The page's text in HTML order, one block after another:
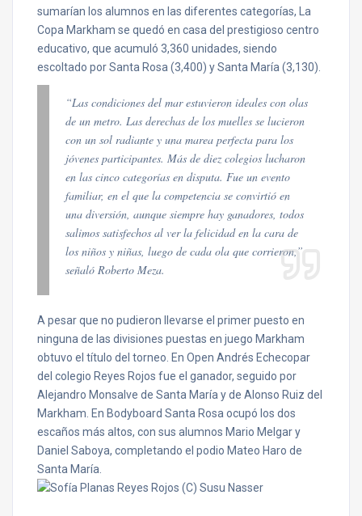
sumarían los alumnos en las diferentes categorías, La
Copa Markham se quedó en casa del prestigioso centro
educativo, que acumuló 3,360 unidades, siendo
escoltado por Santa Rosa (3,400) y Santa María (3,130).
“Las condiciones del mar estuvieron ideales con olas
de un metro. Las derechas de los muelles se lucieron
con un sol radiante y una marea perfecta para los
jóvenes participantes. Más de diez colegios lucharon
en las cinco categorías en disputa. Fue un evento
familiar, en el que la competencia se convirtió en
una diversión, aunque siempre hay ganadores, todos
salimos satisfechos al ver la felicidad en la cara de
los niños y niñas, luego de cada ola que corrieron,”
señaló Roberto Meza.
A pesar que no pudieron llevarse el primer puesto en
ninguna de las divisiones puestas en juego Markham
obtuvo el título del torneo. En Open Andrés Echecopar
del colegio Reyes Rojos fue el ganador, seguido por
Alejandro Monsalve de Santa María y de Alonso Ruiz del
Markham. En Bodyboard Santa Rosa ocupó los dos
escaños más altos, con sus alumnos Mario Melgar y
Daniel Saboya, completando el podio Mateo Haro de
Santa María.